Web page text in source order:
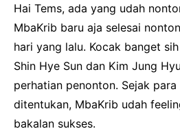
Hai Tems, ada yang udah
MbaKrib baru aja selesai
hari yang lalu. Kocak banget
Shin Hye Sun dan Kim Jung
perhatian penonton. Sejak para
ditentukan, MbaKrib udah
bakalan sukses.